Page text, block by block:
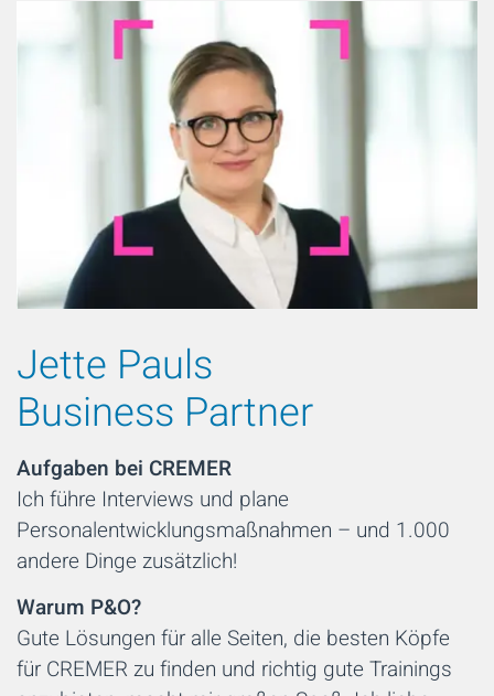
Jette Pauls
Business Partner
Aufgaben bei CREMER
Ich führe Interviews und plane
Personalentwicklungsmaßnahmen – und 1.000
andere Dinge zusätzlich!
Warum P&O?
Gute Lösungen für alle Seiten, die besten Köpfe
für CREMER zu finden und richtig gute Trainings